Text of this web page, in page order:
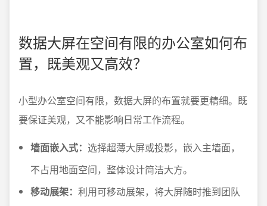
数据大屏在空间有限的办公室如何布
置，既美观又高效？
小型办公室空间有限，数据大屏的布置就要更精细。既
要保证美观，又不能影响日常工作流程。
墙面嵌入式： 选择超薄大屏或投影，嵌入主墙面，
不占用地面空间，整体设计简洁大方。
移动展架： 利用可移动展架，将大屏随时推到团队